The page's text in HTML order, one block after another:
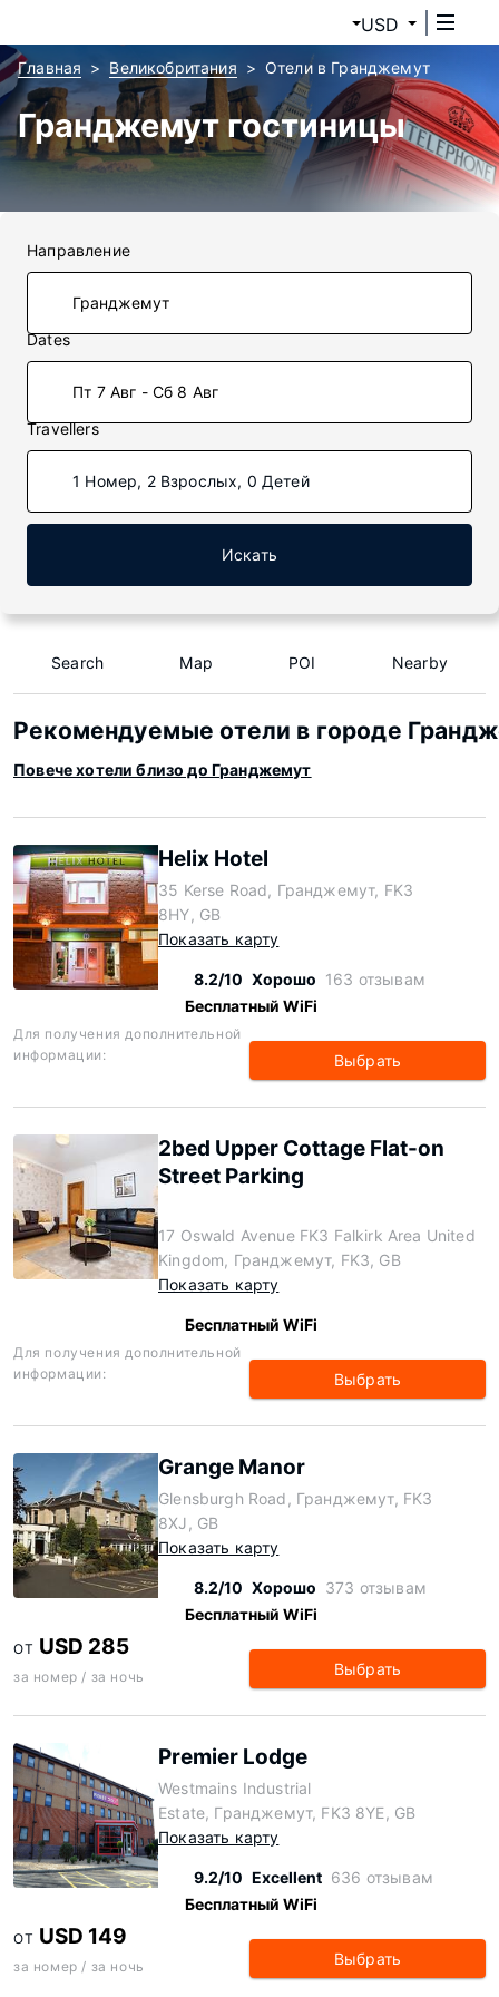
USD
Главная Великобритания Отели в Гранджемут
Гранджемут гостиницы
Направление
Dates
Пт 7 Авг - Сб 8 Авг
Travellers
1 Номер, 2 Взрослых, 0 Детей
Искать
Search Map POI Nearby
Рекомендуемые отели в городе
Повече хотели близо до Гранджемут
Helix Hotel
35 Kerse Road, Гранджемут, FK3
8HY, GB
Показать карту
8.2/10 Хорошо 163 отзывам
Бесплатный WiFi
Для получения дополнительной
информации:
Выбрать
2bed Upper Cottage Flat-on
Street Parking
17 Oswald Avenue FK3 Falkirk Area United
Kingdom, Гранджемут, FK3, GB
Показать карту
Бесплатный WiFi
Для получения дополнительной
информации:
Выбрать
Grange Manor
Glensburgh Road, Гранджемут, FK3
8XJ, GB
Показать карту
8.2/10 Хорошо 373 отзывам
Бесплатный WiFi
ОТ USD 285
за номер / за ночь Выбрать
Premier Lodge
Westmains Industrial
Estate, Гранджемут, FK3 8YE, GB
Показать карту
9.2/10 Excellent 636 отзывам
Бесплатный WiFi
ОТ USD 149
за номер / за ночь Выбрать